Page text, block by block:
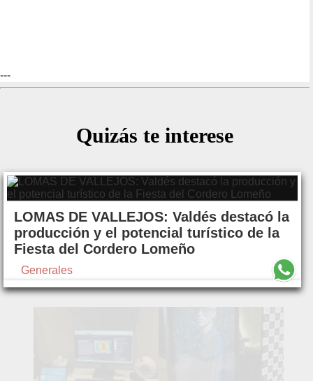
---
Quizás te interese
LOMAS DE VALLEJOS: Valdés destacó la
producción y el potencial turístico de la
Fiesta del Cordero Lomeño
Generales